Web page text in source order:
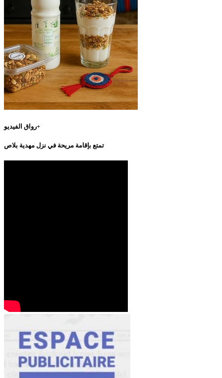
رواق الفيديو+
تمتع بإقامة مريحة في نزل مهدية بلاص